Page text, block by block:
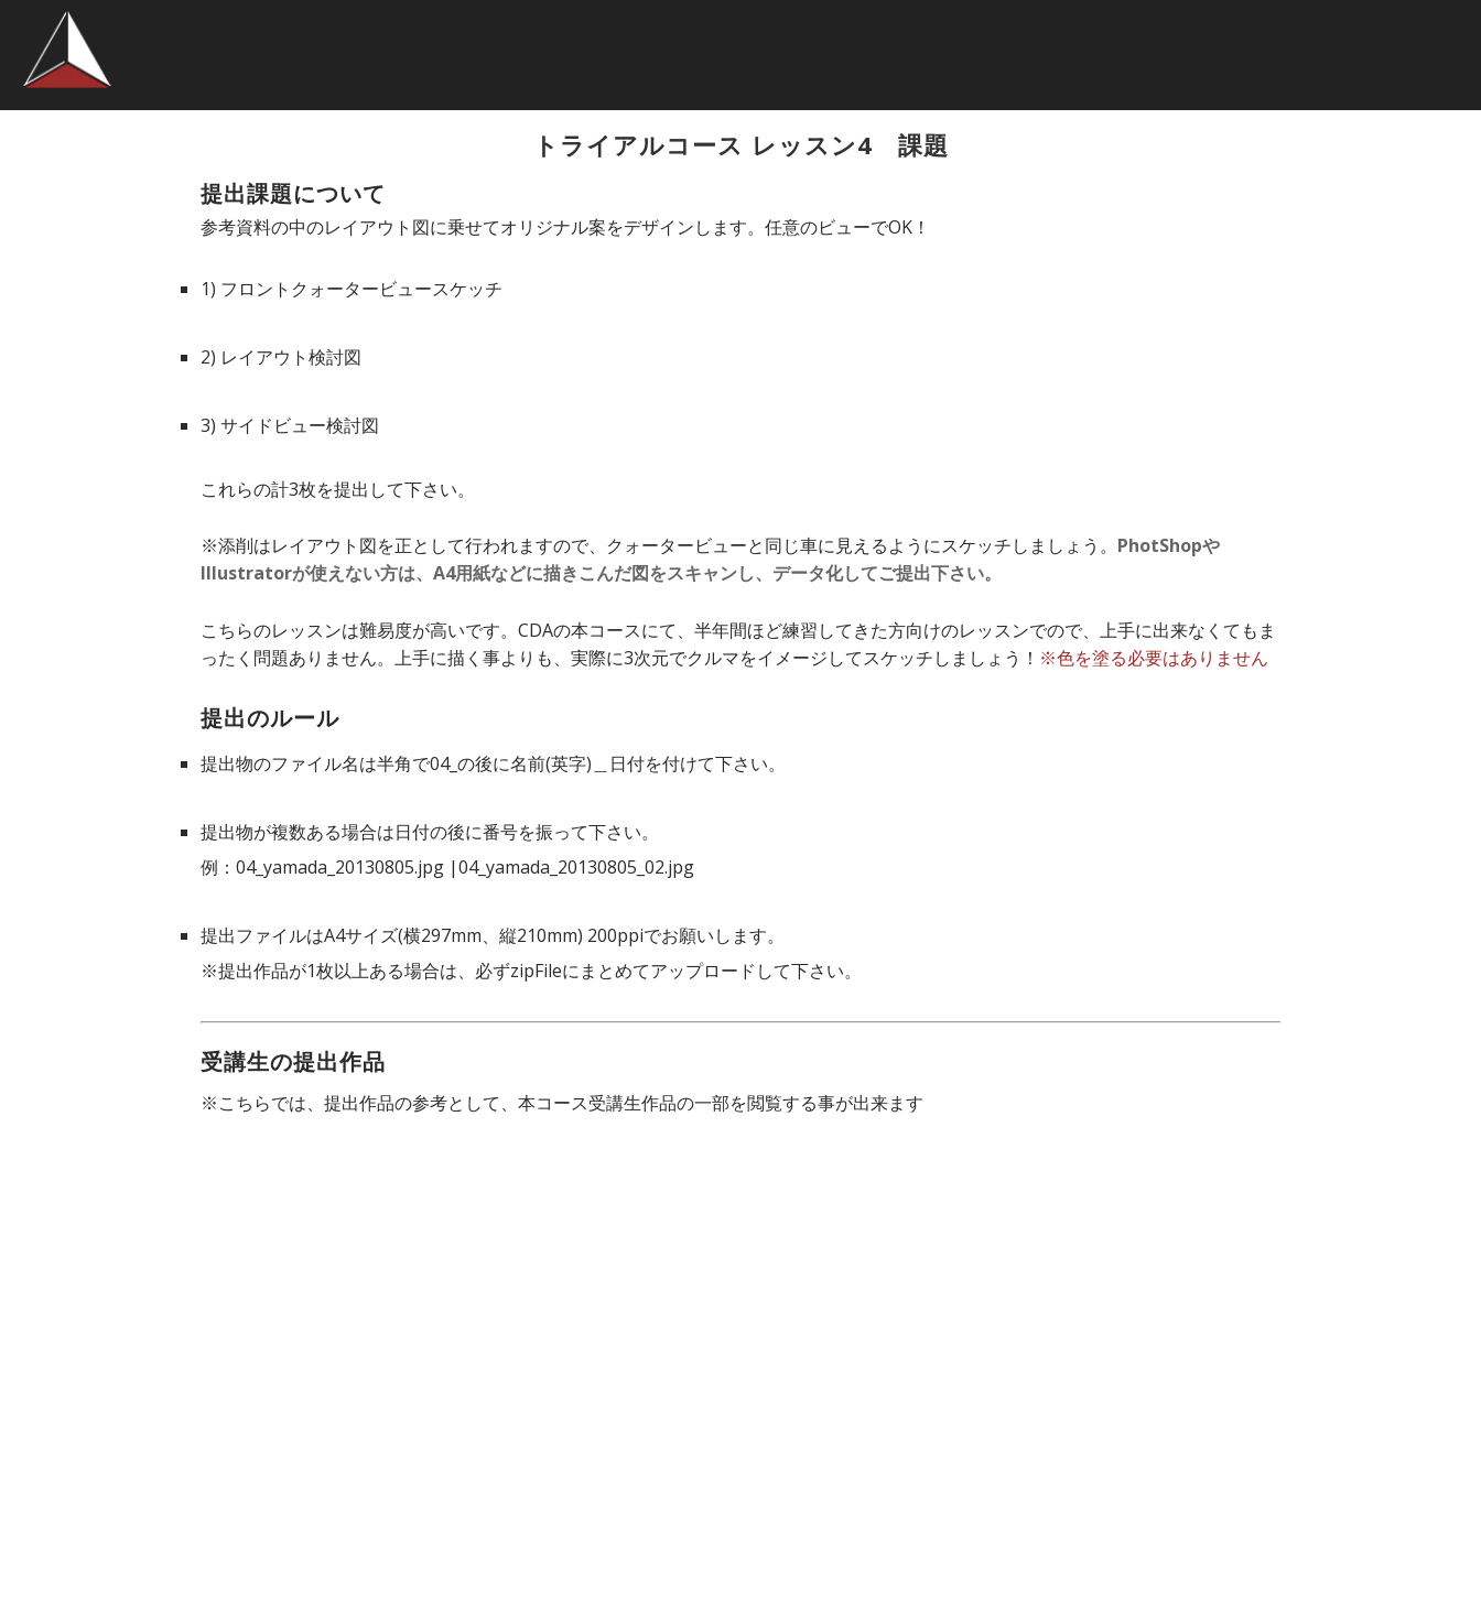
トライアルコース レッスン4 課題
提出課題について
参考資料の中のレイアウト図に乗せてオリジナル案をデザインします。任意のビューでOK！
1) フロントクォータービュースケッチ
2) レイアウト検討図
3) サイドビュー検討図
これらの計3枚を提出して下さい。
※添削はレイアウト図を正として行われますので、クォータービューと同じ車に見えるようにスケッチしましょう。 PhotShopや
Illustratorが使えない方は、A4用紙などに描きこんだ図をスキャンし、データ化してご提出下さい。
こちらのレッスンは難易度が高いです。CDAの本コースにて、半年間ほど練習してきた方向けのレッスンでので、上手に出来なくてもま
ったく問題ありません。上手に描く事よりも、実際に3次元でクルマをイメージしてスケッチしましょう！ ※色を塗る必要はありません
提出のルール
提出物のファイル名は半角で04_の後に名前(英字)＿日付を付けて下さい。
提出物が複数ある場合は日付の後に番号を振って下さい。
例：04_yamada_20130805.jpg |04_yamada_20130805_02.jpg
提出ファイルはA4サイズ(横297mm、縦210mm) 200ppiでお願いします。
※提出作品が1枚以上ある場合は、必ずzipFileにまとめてアップロードして下さい。
受講生の提出作品
※こちらでは、提出作品の参考として、本コース受講生作品の一部を閲覧する事が出来ます